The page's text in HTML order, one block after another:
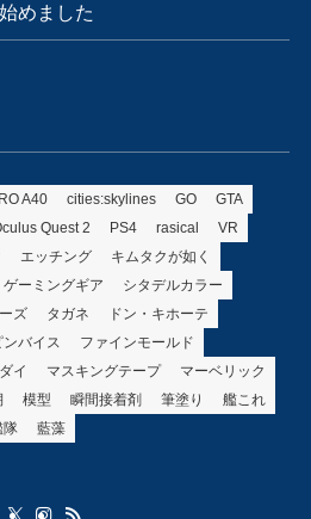
めました
A40 cities:skylines GO
GTA
Quest 2 PS4 rasical
VR
エッチング
キムタクが如く
ゲーミングギア
シタデルカラー
ズ タガネ
ドン・キホーテ
ンバイス
ファインモールド
イ マスキングテープ
マーベリック
模型 瞬間接着剤 筆塗り
艦これ
隊 藍藻